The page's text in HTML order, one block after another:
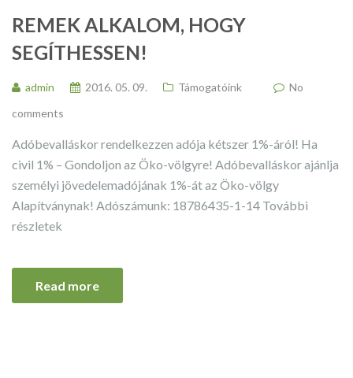
REMEK ALKALOM, HOGY
SEGÍTHESSEN!
admin 2016. 05. 09. Támogatóink
No
comments
Adóbevalláskor rendelkezzen adója kétszer 1%-áról! Ha
civil 1% – Gondoljon az Öko-völgyre! Adóbevalláskor ajánlja
személyi jövedelemadójának 1%-át az Öko-völgy
Alapítványnak! Adószámunk: 18786435-1-14 További
részletek
Read more